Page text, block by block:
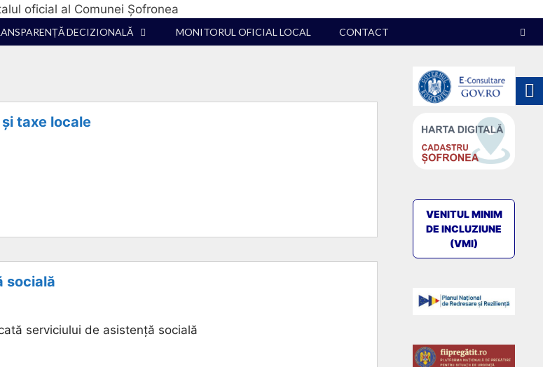
DECIZIONALĂ MONITORUL OFICIAL LOCAL CONTACT
taxe locale
socială
serviciului de asistență socială
VENITUL MINIM
DE INCLUZIUNE
(VMI)